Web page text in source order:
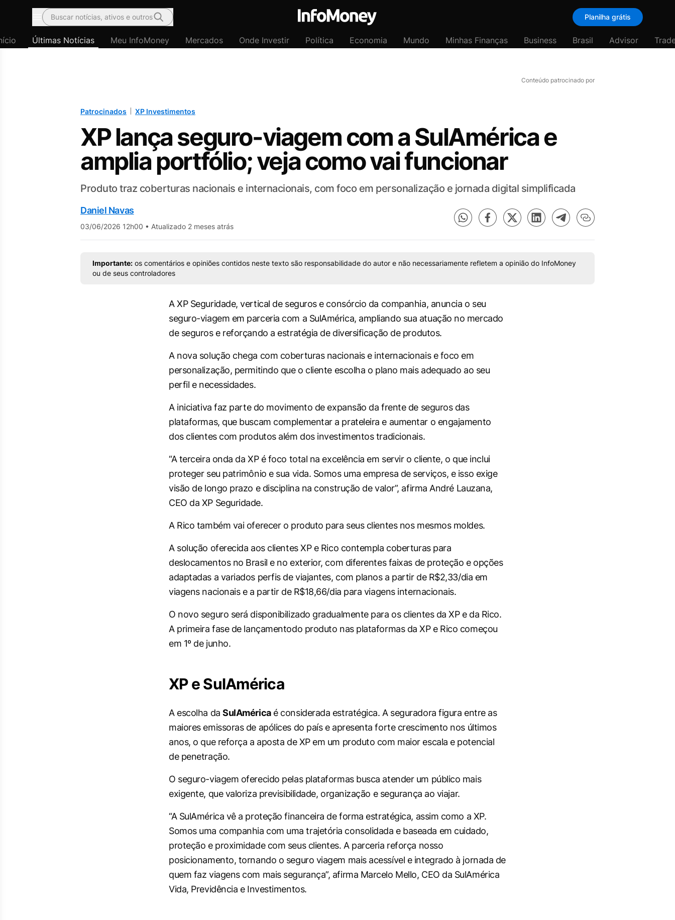
Menu
Buscar notícias, ativos e outros Planilha grátis
Últimas Notícias Meu InfoMoney Mercados Onde Investir Política Economia Mundo Minhas Finanças Business Brasil Advisor
Conteúdo patrocinado por
Patrocinados XP Investimentos
XP lança seguro-viagem com a SulAmérica e
amplia portfólio; veja como vai funcionar
Produto traz coberturas nacionais e internacionais, com foco em personalização e jornada digital simplificada
Daniel Navas
03/06/2026 12h00 • Atualizado 2 meses atrás
Importante: os comentários e opiniões contidos neste texto são responsabilidade do autor e não necessariamente refletem a opinião do InfoMoney
ou de seus controladores
A XP Seguridade, vertical de seguros e consórcio da companhia, anuncia o seu
seguro-viagem em parceria com a SulAmérica, ampliando sua atuação no mercado
de seguros e reforçando a estratégia de diversificação de produtos.
A nova solução chega com coberturas nacionais e internacionais e foco em
personalização, permitindo que o cliente escolha o plano mais adequado ao seu
perfil e necessidades.
A iniciativa faz parte do movimento de expansão da frente de seguros das
plataformas, que buscam complementar a prateleira e aumentar o engajamento
dos clientes com produtos além dos investimentos tradicionais.
“A terceira onda da XP é foco total na excelência em servir o cliente, o que inclui
proteger seu patrimônio e sua vida. Somos uma empresa de serviços, e isso exige
visão de longo prazo e disciplina na construção de valor”, afirma André Lauzana,
CEO da XP Seguridade.
A Rico também vai oferecer o produto para seus clientes nos mesmos moldes.
A solução oferecida aos clientes XP e Rico contempla coberturas para
deslocamentos no Brasil e no exterior, com diferentes faixas de proteção e opções
adaptadas a variados perfis de viajantes, com planos a partir de R$2,33/dia em
viagens nacionais e a partir de R$18,66/dia para viagens internacionais.
O novo seguro será disponibilizado gradualmente para os clientes da XP e da Rico.
A primeira fase de lançamentodo produto nas plataformas da XP e Rico começou
em 1º de junho.
XP e SulAmérica
A escolha daSulAméricaé considerada estratégica. A seguradora figura entre as
maiores emissoras de apólices do país e apresenta forte crescimento nos últimos
anos, o que reforça a aposta de XP em um produto com maior escala e potencial
de penetração.
O seguro-viagem oferecido pelas plataformas busca atender um público mais
exigente, que valoriza previsibilidade, organização e segurança ao viajar.
“A SulAmérica vê a proteção financeira de forma estratégica, assim como a XP.
Somos uma companhia com uma trajetória consolidada e baseada em cuidado,
proteção e proximidade com seus clientes. A parceria reforça nosso
posicionamento, tornando o seguro viagem mais acessível e integrado à jornada de
quem faz viagens com mais segurança”, afirma Marcelo Mello, CEO da SulAmérica
Vida, Previdência e Investimentos.